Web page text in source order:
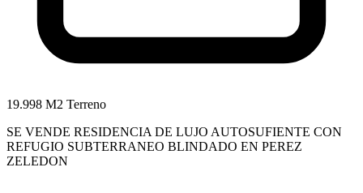
19.998 M2 Terreno
SE VENDE RESIDENCIA DE LUJO AUTOSUFIENTE CON
REFUGIO SUBTERRANEO BLINDADO EN PEREZ
ZELEDON